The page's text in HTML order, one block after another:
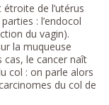
de l’utérus
: l’endocol
du vagin).
la muqueuse
le cancer naît
col : on parle alors
du col de